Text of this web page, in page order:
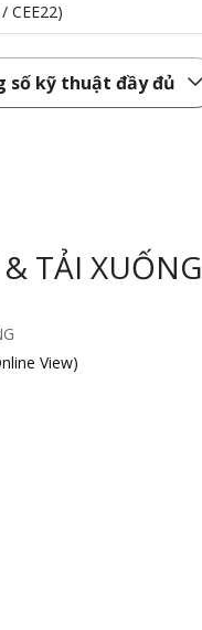
CEE22)
số kỹ thuật đầy đủ
TẢI XUỐNG
View)